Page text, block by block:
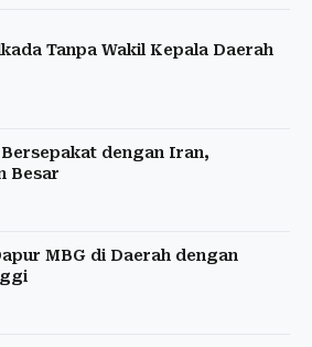
Tanpa Wakil Kepala Daerah
dengan Iran,
Besar
MBG di Daerah dengan